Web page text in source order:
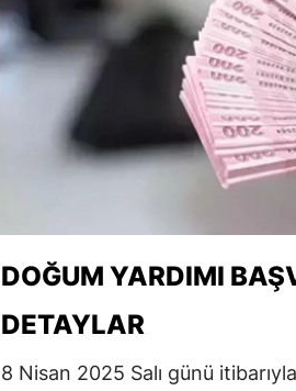
DOĞUM YARDIMI
DETAYLAR
8 Nisan 2025 Salı günü